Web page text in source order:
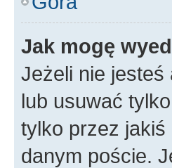
Jak mogę
Jeżeli nie
lub usuwać
tylko przez
danym poście.